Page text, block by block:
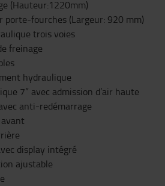
(Hauteur:1220mm)
porte-fourches (Largeur: 920 mm)
trois voies
freinage
hydraulique
7” avec admission d’air haute
anti-redémarrage
display intégré
ajustable